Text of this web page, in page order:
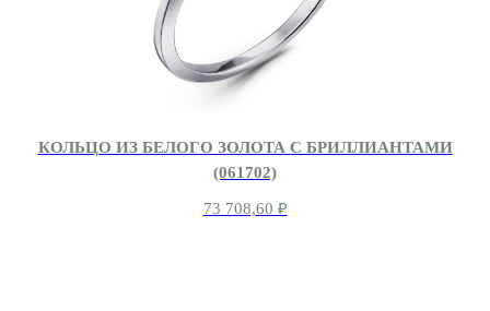
КОЛЬЦО ИЗ БЕЛОГО ЗОЛОТА С БРИЛЛИАНТАМИ
(061702)
73 708,60 ₽